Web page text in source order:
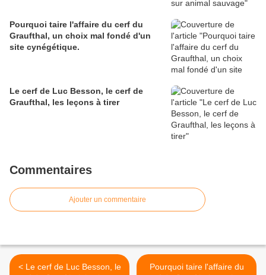
Pourquoi taire l'affaire du cerf du
Graufthal, un choix mal fondé d'un
site cynégétique.
Le cerf de Luc Besson, le cerf de
Graufthal, les leçons à tirer
Commentaires
Ajouter un commentaire
< Le cerf de Luc Besson, le
Pourquoi taire l'affaire du